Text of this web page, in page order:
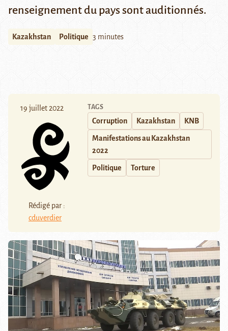
renseignement du pays sont auditionnés.
Kazakhstan Politique 3 minutes
19 juillet 2022
Rédigé par :
cduverdier
TAGS
Corruption Kazakhstan KNB
Manifestations au Kazakhstan
2022
Politique Torture